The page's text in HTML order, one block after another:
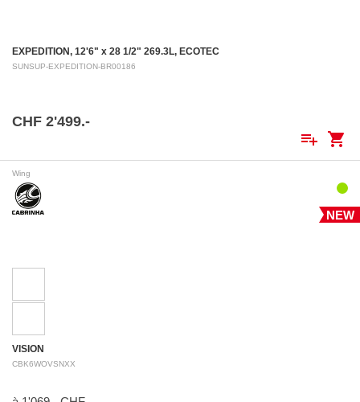
EXPEDITION, 12'6" x 28 1/2" 269.3L, ECOTEC
SUNSUP-EXPEDITION-BR00186
CHF 2'499.-
playlist_add shopping_cart
Wing
NEW
VISION
CBK6WOVSNXX